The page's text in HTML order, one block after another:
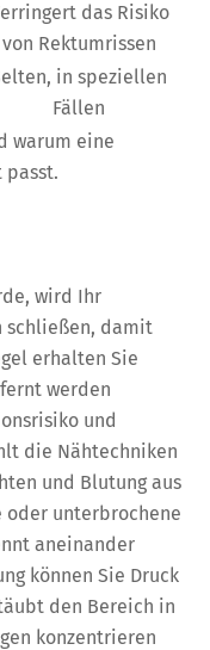
das Risiko
von Rektumrissen
in speziellen
Fällen
warum eine
passt.
wird Ihr
schließen, damit
erhalten Sie
werden
und
die Nähtechniken
und Blutung aus
unterbrochene
aneinander
können Sie Druck
den Bereich in
konzentrieren